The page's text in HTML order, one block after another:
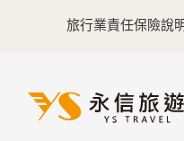
為提供精確的服務，我們
分析，分析結果之統計數
三、資料之保護
旅行業責任保險說